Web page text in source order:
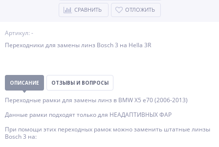
Артикул: -
Переходники для замены линз Bosch 3 на Hella 3R
СРАВНИТЬ ОТЛОЖИТЬ
ОПИСАНИЕ ОТЗЫВЫ И ВОПРОСЫ
Переходные рамки для замены линз в BMW X5 e70 (2006-2013)
Данные рамки подходят только для НЕАДАПТИВНЫХ ФАР
При помощи этих переходных рамок можно заменить штатные линзы
Bosch 3 на: